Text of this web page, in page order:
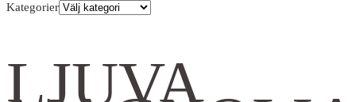
Kategorier
LJUVA